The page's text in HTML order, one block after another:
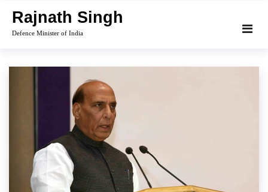
content
Rajnath Singh
Defence Minister of India